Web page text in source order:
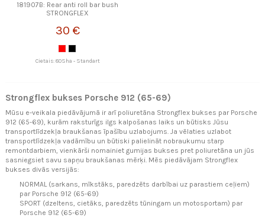
181907B: Rear anti roll bar bush
STRONGFLEX
30 €
Cietais: 80Sha - Standart
Strongflex bukses Porsche 912 (65-69)
Mūsu e-veikala piedāvājumā ir arī poliuretāna Strongflex bukses par Porsche
912 (65-69), kurām raksturīgs ilgs kalpošanas laiks un būtisks Jūsu
transportlīdzekļa braukšanas īpašību uzlabojums. Ja vēlaties uzlabot
transportlīdzekļa vadāmību un būtiski palielināt nobraukumu starp
remontdarbiem, vienkārši nomainiet gumijas bukses pret poliuretāna un jūs
sasniegsiet savu sapņu braukšanas mērķi. Mēs piedāvājam Strongflex
bukses divās versijās:
NORMAL (sarkans, mīkstāks, paredzēts darbībai uz parastiem ceļiem)
par Porsche 912 (65-69)
SPORT (dzeltens, cietāks, paredzēts tūningam un motosportam) par
Porsche 912 (65-69)